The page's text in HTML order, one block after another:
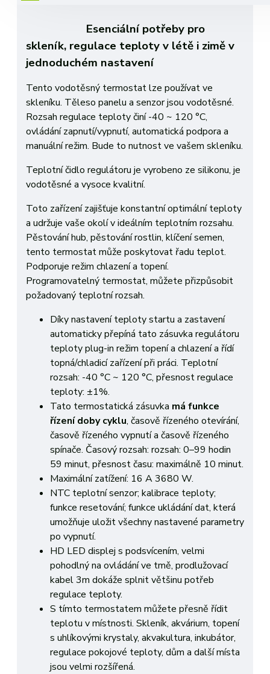
Esenciální potřeby pro
skleník, regulace teploty v létě i zimě v
jednoduchém nastavení
Tento vodotěsný termostat lze používat ve
skleníku. Těleso panelu a senzor jsou vodotěsné.
Rozsah regulace teploty činí -40 ~ 120 °C,
ovládání zapnutí/vypnutí, automatická podpora a
manuální režim. Bude to nutnost ve vašem skleníku.
Teplotní čidlo regulátoru je vyrobeno ze silikonu, je
vodotěsné a vysoce kvalitní.
Toto zařízení zajišťuje konstantní optimální teploty
a udržuje vaše okolí v ideálním teplotním rozsahu.
Pěstování hub, pěstování rostlin, klíčení semen,
tento termostat může poskytovat řadu teplot.
Podporuje režim chlazení a topení.
Programovatelný termostat, můžete přizpůsobit
požadovaný teplotní rozsah.
Díky nastavení teploty startu a zastavení
automaticky přepíná tato zásuvka regulátoru
teploty plug-in režim topení a chlazení a řídí
topná/chladicí zařízení při práci. Teplotní
rozsah: -40 °C ~ 120 °C, přesnost regulace
teploty: ±1%.
Tato termostatická zásuvka má funkce
řízení doby cyklu, časově řízeného otevírání,
časově řízeného vypnutí a časově řízeného
spínače. Časový rozsah: rozsah: 0–99 hodin
59 minut, přesnost času: maximálně 10 minut.
Maximální zatížení: 16 A 3680 W.
NTC teplotní senzor; kalibrace teploty;
funkce resetování; funkce ukládání dat, která
umožňuje uložit všechny nastavené parametry
po vypnutí.
HD LED displej s podsvícením, velmi
pohodlný na ovládání ve tmě, prodlužovací
kabel 3m dokáže splnit většinu potřeb
regulace teploty.
S tímto termostatem můžete přesně řídit
teplotu v místnosti. Skleník, akvárium, topení
s uhlíkovými krystaly, akvakultura, inkubátor,
regulace pokojové teploty, dům a další místa
jsou velmi rozšířená.